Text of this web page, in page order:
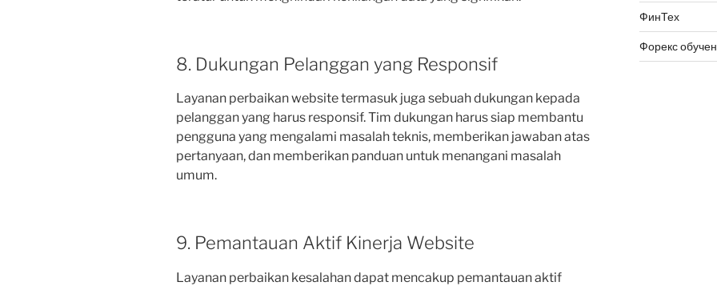
8. Dukungan Pelanggan yang Responsif
Layanan perbaikan website termasuk juga sebuah dukungan kepada
pelanggan yang harus responsif. Tim dukungan harus siap membantu
pengguna yang mengalami masalah teknis, memberikan jawaban atas
pertanyaan, dan memberikan panduan untuk menangani masalah
umum.
9. Pemantauan Aktif Kinerja Website
Layanan perbaikan kesalahan dapat mencakup pemantauan aktif
ФинТех
Форекс